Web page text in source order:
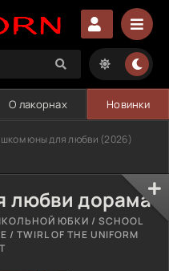
О лакорнах Новинки
юны для любви (2026)
любви дорама
ЮБКИ / SCHOOL
/ TWIRL OF THE UNIFORM